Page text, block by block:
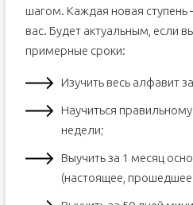
шагом. Каждая новая
вас. Будет актуальным, если
примерные сроки:
Изучить весь алфавит
Научиться
недели;
Выучить за 1 месяц
(настоящее,